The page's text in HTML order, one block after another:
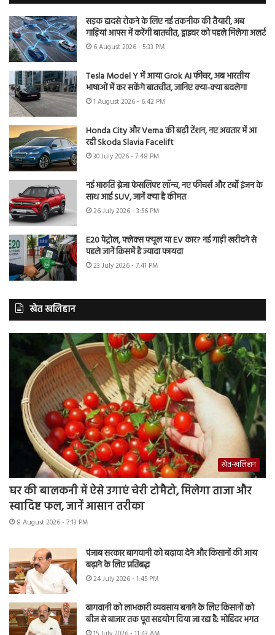
सड़क हादसे रोकने के लिए नई तकनीक की तैयारी, अब
गाड़ियां आपस में करेंगी बातचीत, ड्राइवर को पहले मिलेगा अलर्ट
6 August 2026 - 5:33 PM
Tesla Model Y में आया Grok AI फीचर, अब भारतीय
भाषाओं में कर सकेंगे बातचीत, जानिए क्या-क्या बदलेगा
1 August 2026 - 6:42 PM
Honda City और Verna की बढ़ी टेंशन, नए अवतार में आ
रही Skoda Slavia Facelift
30 July 2026 - 7:48 PM
नई मारुति ब्रेजा फेसलिफ्ट लॉन्च, नए फीचर्स और टर्बो इंजन के
साथ आई SUV, जानें क्या है कीमत
26 July 2026 - 3:56 PM
E20 पेट्रोल, फ्लेक्स फ्यूल या EV कार? नई गाड़ी खरीदने से
पहले जानें किसमें है ज्यादा फायदा
23 July 2026 - 7:41 PM
खेत खलिहान
खेत-खलिहान
घर की बालकनी में ऐसे उगाएं चेरी टोमैटो, मिलेगा ताजा और
स्वादिष्ट फल, जानें आसान तरीका
8 August 2026 - 7:13 PM
पंजाब सरकार बागवानी को बढ़ावा देने और किसानों की आय
बढ़ाने के लिए प्रतिबद्ध
24 July 2026 - 1:45 PM
बागवानी को लाभकारी व्यवसाय बनाने के लिए किसानों को
बीज से बाजार तक पूरा सहयोग दिया जा रहा है: मोहिंदर भगत